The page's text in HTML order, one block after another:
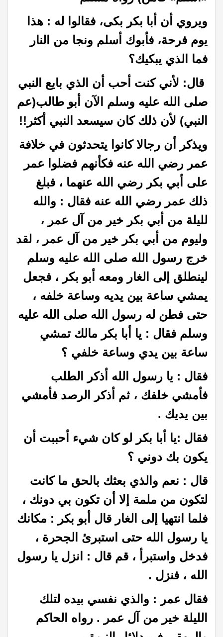
ويروي أن أبا بكر بكى، فقالوا له : هذا
يوم فرحة، فأبوك أسلم ونجا من النار
فما الذي يبكيك؟
قال: لأني كنت أحب أن الذي بايع النبي
صلى الله عليه وسلم الآن أبو طالب(عم
النبي) لأن ذلك كان سيسعد النبي أكثر!!
ويذكر أن رجالا كانوا يتحدثون في خلافة
عمر رضي الله عنه فكأنهم فضلوا عمر
على أبي بكر رضي الله عنهما ، فبلغ
ذلك عمر رضي الله عنه فقال : والله
لليلة من أبي بكر خير من آل عمر ،
وليوم من أبي بكر خير من آل عمر ، لقد
خرج رسول الله صلى الله عليه وسلم
لينطلق إلى الغار ومعه أبو بكر ، فجعل
يمشي ساعة بين يديه وساعة خلفه ،
حتى فطن له رسول الله صلى الله عليه
وسلم فقال : يا أبا بكر مالك تمشي
ساعة بين يدي وساعة خلفي ؟
فقال : يا رسول الله أذكر الطلب
فأمشي خلفك ، ثم أذكر الرصد فأمشي
بين يديك .
فقال :يا أبا بكر لو كان شيء أحببت أن
يكون بك دوني ؟
قال : نعم والذي بعثك بالحق ما كانت
لتكون من ملمة إلا أن تكون بي دونك ،
فلما انتهيا إلى الغار قال أبو بكر : مكانك
يا رسول الله حتى استبرئ الجحرة ،
فدخل واستبرأ ، قم قال : انزل يا رسول
الله ، فنزل .
فقال عمر : والذي نفسي بيده لتلك
الليلة خير من آل عمر . رواه الحاكم